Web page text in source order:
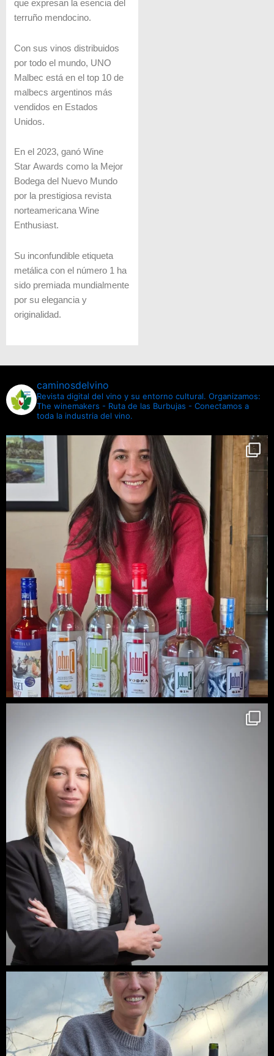
que expresan la esencia del
terruño mendocino.
Con sus vinos distribuidos
por todo el mundo, UNO
Malbec está en el top 10 de
malbecs argentinos más
vendidos en Estados
Unidos.
En el 2023, ganó Wine
Star Awards como la Mejor
Bodega del Nuevo Mundo
por la prestigiosa revista
norteamericana Wine
Enthusiast.
Su inconfundible etiqueta
metálica con el número 1 ha
sido premiada mundialmente
por su elegancia y
originalidad.
caminosdelvino
Revista digital del vino y su entorno cultural. Organizamos:
The winemakers - Ruta de las Burbujas - Conectamos a
toda la industria del vino.